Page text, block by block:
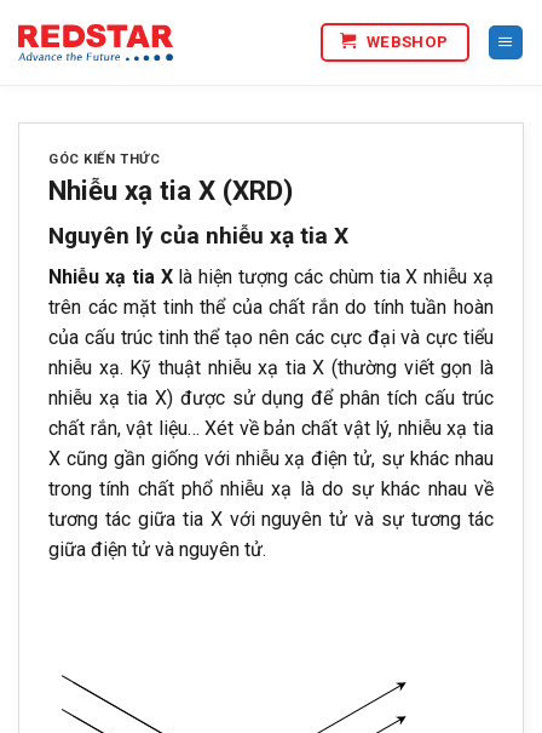
qua
WEBSHOP
GÓC KIẾN THỨC
Nhiễu xạ tia X (XRD)
Nguyên lý của nhiễu xạ tia X
Nhiễu xạ tia Xlà hiện tượng các chùm tia X nhiễu xạ
trên các mặt tinh thể của chất rắn do tính tuần hoàn
của cấu trúc tinh thể tạo nên các cực đại và cực tiểu
nhiễu xạ. Kỹ thuật nhiễu xạ tia X (thường viết gọn là
nhiễu xạ tia X) được sử dụng để phân tích cấu trúc
chất rắn, vật liệu… Xét về bản chất vật lý, nhiễu xạ tia
X cũng gần giống với nhiễu xạ điện tử, sự khác nhau
trong tính chất phổ nhiễu xạ là do sự khác nhau về
tương tác giữa tia X với nguyên tử và sự tương tác
giữa điện tử và nguyên tử.